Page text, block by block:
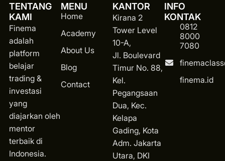
TENTANG
KAMI
Finema
adalah
platform
belajar
trading &
investasi
yang
diajarkan oleh
mentor
terbaik di
Indonesia.
MENU
Home
Academy
About Us
Blog
Contact
KANTOR
Kirana 2
Tower Level
10-A,
Jl. Boulevard
Timur No. 88,
Kel.
Pegangsaan
Dua, Kec.
Kelapa
Gading, Kota
Adm. Jakarta
Utara, DKI
INFO
KONTAK
0812
8000
7080
finema.id